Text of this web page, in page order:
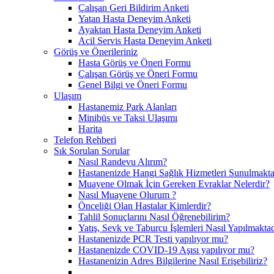
Çalışan Geri Bildirim Anketi
Yatan Hasta Deneyim Anketi
Ayaktan Hasta Deneyim Anketi
Acil Servis Hasta Deneyim Anketi
Görüş ve Önerileriniz
Hasta Görüş ve Öneri Formu
Çalışan Görüş ve Öneri Formu
Genel Bilgi ve Öneri Formu
Ulaşım
Hastanemiz Park Alanları
Minibüs ve Taksi Ulaşımı
Harita
Telefon Rehberi
Sık Sorulan Sorular
Nasıl Randevu Alırım?
Hastanenizde Hangi Sağlık Hizmetleri
Muayene Olmak İçin Gereken Evraklar Nelerdir?
Nasıl Muayene Olurum ?
Önceliği Olan Hastalar Kimlerdir?
Tahlil Sonuçlarını Nasıl Öğrenebilirim?
Yatış, Sevk ve Taburcu İşlemleri Nasıl
Hastanenizde PCR Testi yapılıyor mu?
Hastanenizde COVID-19 Aşısı yapılıyor mu?
Hastanenizin Adres Bilgilerine Nasıl Erişebiliriz?